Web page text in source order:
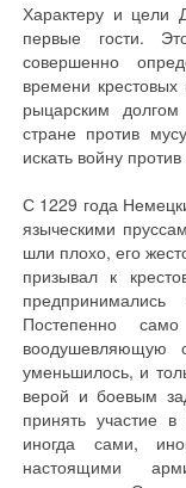
Характеру и цели
первые гости.
совершенно
времени
рыцарским
стране против
искать войну
С 1229 года
языческими
шли плохо, его
призывал к
Постепенно
воодушевляющую
уменьшилось, и
верой и боевым
принять участие
иногда сами,
настоящими